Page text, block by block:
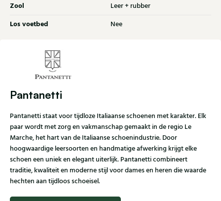
Zool Leer + rubber
Los voetbed Nee
Pantanetti
Pantanetti staat voor tijdloze Italiaanse schoenen met karakter. Elk
paar wordt met zorg en vakmanschap gemaakt in de regio Le
Marche, het hart van de Italiaanse schoenindustrie. Door
hoogwaardige leersoorten en handmatige afwerking krijgt elke
schoen een uniek en elegant uiterlijk. Pantanetti combineert
traditie, kwaliteit en moderne stijl voor dames en heren die waarde
hechten aan tijdloos schoeisel.